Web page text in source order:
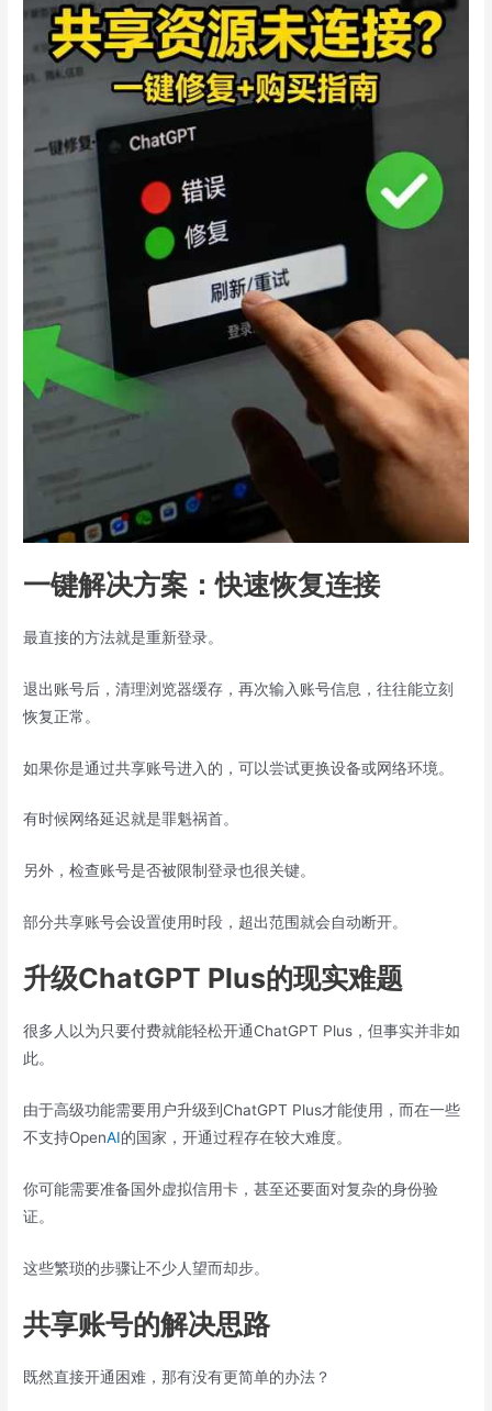
一键解决方案：快速恢复连接
最直接的方法就是重新登录。
退出账号后，清理浏览器缓存，再次输入账号信息，往往能立刻
恢复正常。
如果你是通过共享账号进入的，可以尝试更换设备或网络环境。
有时候网络延迟就是罪魁祸首。
另外，检查账号是否被限制登录也很关键。
部分共享账号会设置使用时段，超出范围就会自动断开。
升级ChatGPT Plus的现实难题
很多人以为只要付费就能轻松开通ChatGPT Plus，但事实并非如
此。
由于高级功能需要用户升级到ChatGPT Plus才能使用，而在一些
不支持OpenAI的国家，开通过程存在较大难度。
你可能需要准备国外虚拟信用卡，甚至还要面对复杂的身份验
证。
这些繁琐的步骤让不少人望而却步。
共享账号的解决思路
既然直接开通困难，那有没有更简单的办法？